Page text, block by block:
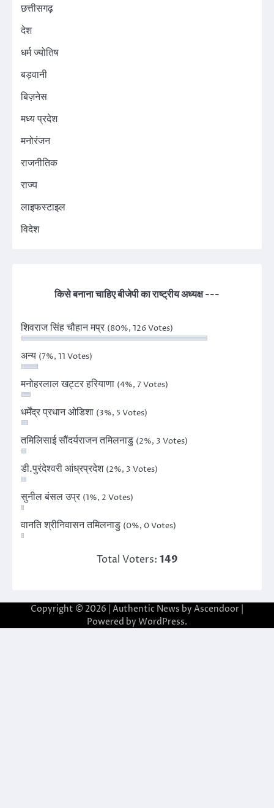
छत्तीसगढ़
देश
धर्म ज्योतिष
बड़वानी
बिज़नेस
मध्य प्रदेश
मनोरंजन
राजनीतिक
राज्य
लाइफस्टाइल
विदेश
किसे बनाना चाहिए बीजेपी का राष्ट्रीय अध्यक्ष ---
शिवराज सिंह चौहान मप्र (80%, 126 Votes)
अन्य (7%, 11 Votes)
मनोहरलाल खट्टर हरियाणा (4%, 7 Votes)
धर्मेंद्र प्रधान ओडिशा (3%, 5 Votes)
तमिलिसाई सौंदर्यराजन तमिलनाडु (2%, 3 Votes)
डी.पुरंदेश्वरी आंध्रप्रदेश (2%, 3 Votes)
सुनील बंसल उप्र (1%, 2 Votes)
वानति श्रीनिवासन तमिलनाडु (0%, 0 Votes)
Total Voters: 149
Copyright © 2026 | Authentic News by Ascendoor
Powered by WordPress.